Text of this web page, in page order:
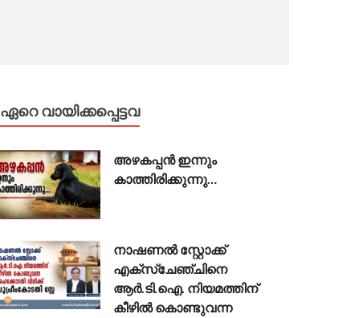
ഏറെ വായിക്കപ്പെട്ടവ
അഴകപ്പൻ ഇന്നും
കാത്തിരിക്കുന്നു…
നാഷണൽ സ്റ്റോക്ക്
എക്സ്ചേഞ്ചിനെ
ആർ.ടി.ഐ. നിയമത്തിന്
കീഴിൽ കൊണ്ടുവന്ന